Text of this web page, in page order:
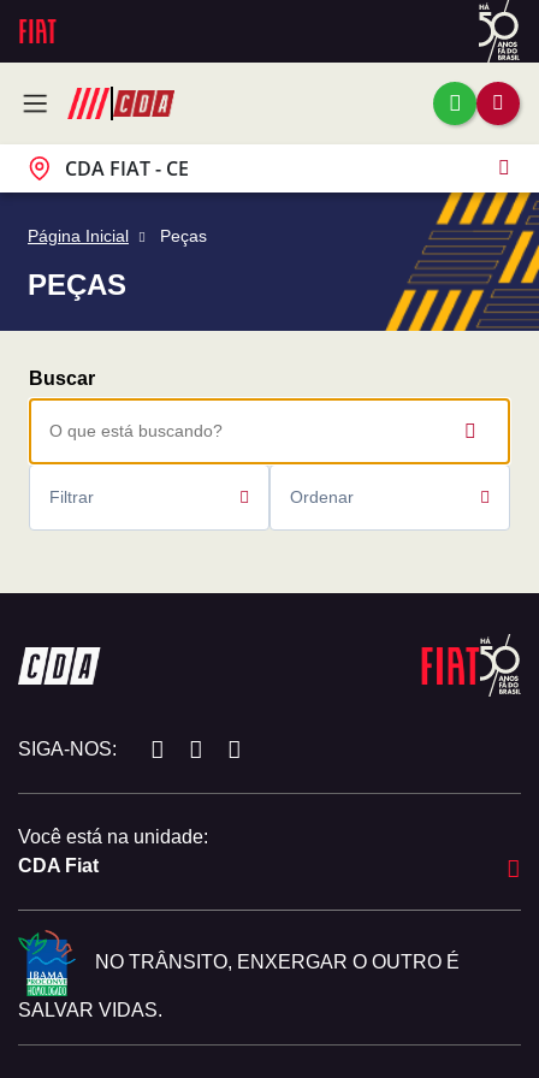
CDA FIAT - CE
Página Inicial Peças
PEÇAS
Filtrar Ordenar
SIGA-NOS:
Você está na unidade:
CDA Fiat
NO TRÂNSITO, ENXERGAR O OUTRO É
SALVAR VIDAS.